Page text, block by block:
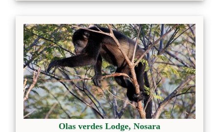
Olas verdes Lodge, Nosara